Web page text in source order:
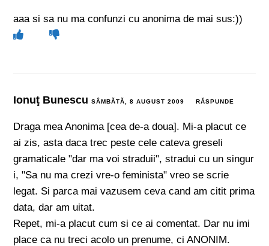
aaa si sa nu ma confunzi cu anonima de mai sus:))
Ionuţ BunescuSÂMBĂTĂ, 8 AUGUST 2009 RĂSPUNDE
Draga mea Anonima [cea de-a doua]. Mi-a placut ce
ai zis, asta daca trec peste cele cateva greseli
gramaticale "dar ma voi straduii", stradui cu un singur
i, "Sa nu ma crezi vre-o feminista" vreo se scrie
legat. Si parca mai vazusem ceva cand am citit prima
data, dar am uitat.
Repet, mi-a placut cum si ce ai comentat. Dar nu imi
place ca nu treci acolo un prenume, ci ANONIM.